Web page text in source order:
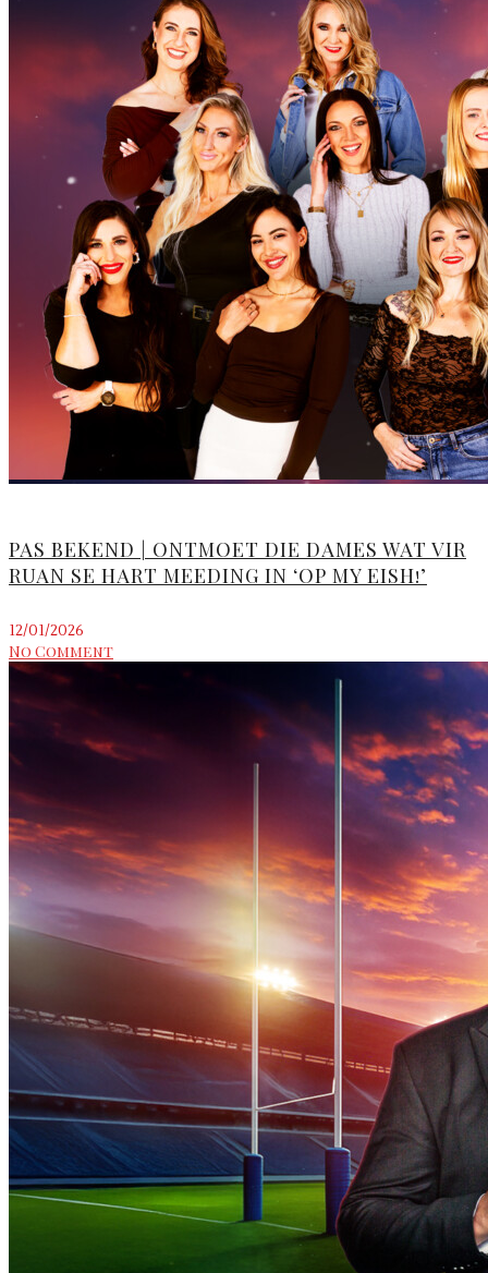
PAS BEKEND | ONTMOET DIE DAMES WAT VIR
RUAN SE HART MEEDING IN ‘OP MY EISH!’
12/01/2026
No Comment